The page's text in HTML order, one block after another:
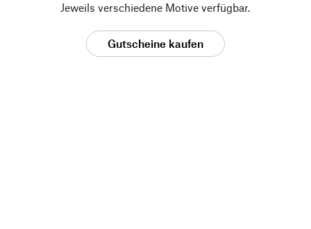
Jeweils verschiedene Motive verfügbar.
Gutscheine kaufen